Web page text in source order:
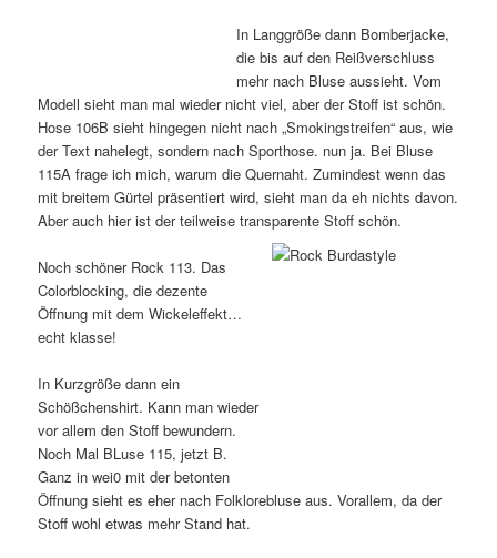
In Langgröße dann Bomberjacke,
die bis auf den Reißverschluss
mehr nach Bluse aussieht. Vom
Modell sieht man mal wieder nicht viel, aber der Stoff ist schön.
Hose 106B sieht hingegen nicht nach „Smokingstreifen“ aus, wie
der Text nahelegt, sondern nach Sporthose. nun ja. Bei Bluse
115A frage ich mich, warum die Quernaht. Zumindest wenn das
mit breitem Gürtel präsentiert wird, sieht man da eh nichts davon.
Aber auch hier ist der teilweise transparente Stoff schön.
Noch schöner Rock 113. Das
Colorblocking, die dezente
Öffnung mit dem Wickeleffekt…
echt klasse!
In Kurzgröße dann ein
Schößchenshirt. Kann man wieder
vor allem den Stoff bewundern.
Noch Mal BLuse 115, jetzt B.
Ganz in wei0 mit der betonten
Öffnung sieht es eher nach Folklorebluse aus. Vorallem, da der
Stoff wohl etwas mehr Stand hat.